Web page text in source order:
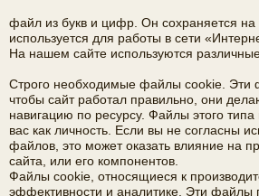
ди
ов
е
ан
"
файл из букв и цифр. Он сохраняется на
используется для работы в сети
На нашем сайте используются
Строго необходимые файлы cookie. Эти
чтобы сайт работал правильно, они
навигацию по ресурсу. Файлы этого
вас как личность. Если вы не согласны
файлов, это может оказать влияние на
сайта, или его компонентов.
Файлы cookie, относящиеся к
эффективности и аналитике. Эти файлы